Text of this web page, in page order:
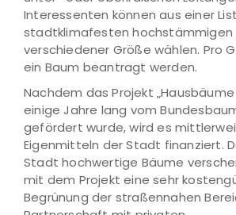
Interessenten können aus einer
stadtklimafesten hochstämmigen
verschiedener Größe wählen. Pro
ein Baum beantragt werden.
Nachdem das Projekt „Hausbäume
einige Jahre lang vom
gefördert wurde, wird es
Eigenmitteln der Stadt finanziert.
Stadt hochwertige Bäume
mit dem Projekt eine sehr
Begrünung der straßennahen